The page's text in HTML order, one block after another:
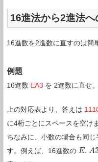
16進法から2進法
16進数を2進数に直すのは簡
例題
16進数 EA3 を 2進数に直せ。
上の対応表より、答えは
に4桁ごとにスペースを空け
ちなみに、小数の場合も同
す。例えば、16進数の E. A
E.A3